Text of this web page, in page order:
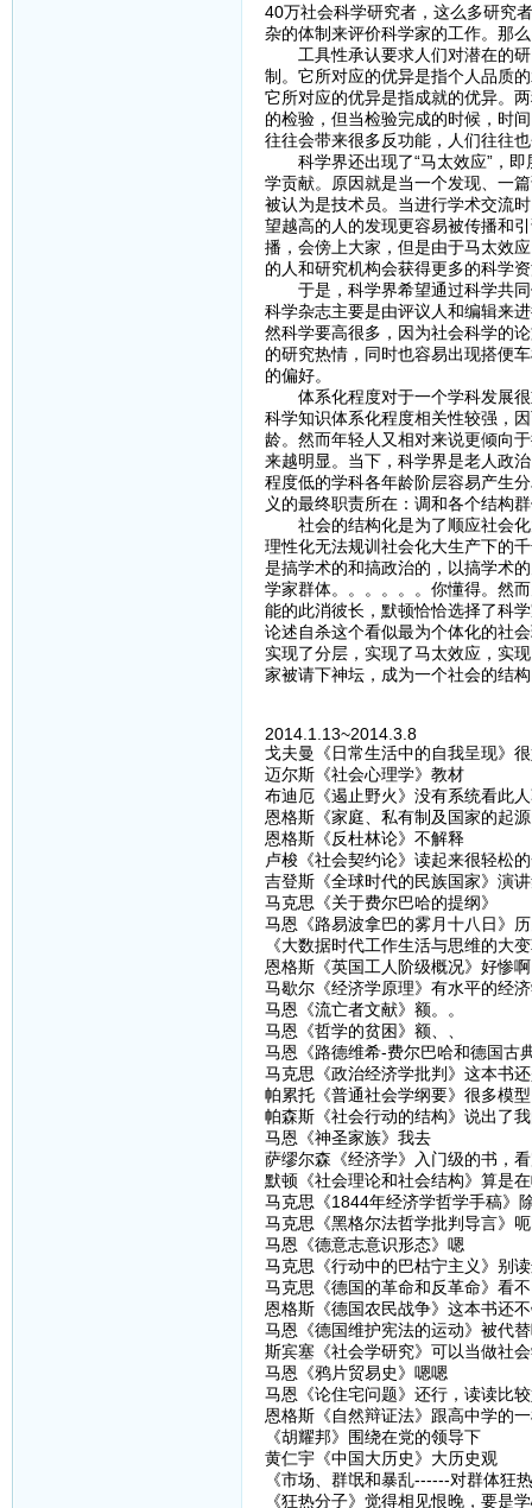
40万社会科学研究者，这么多研究
杂的体制来评价科学家的工作。那
工具性承认要求人们对潜在的研
制。它所对应的优异是指个人品质
它所对应的优异是指成就的优异。
的检验，但当检验完成的时候，时
往往会带来很多反功能，人们往往
科学界还出现了“马太效应”，即
学贡献。原因就是当一个发现、一
被认为是技术员。当进行学术交流
望越高的人的发现更容易被传播和
播，会傍上大家，但是由于马太效
的人和研究机构会获得更多的科学
于是，科学界希望通过科学共同
科学杂志主要是由评议人和编辑来
然科学要高很多，因为社会科学的
的研究热情，同时也容易出现搭便
的偏好。
体系化程度对于一个学科发展很
科学知识体系化程度相关性较强，
龄。然而年轻人又相对来说更倾向
来越明显。当下，科学界是老人政
程度低的学科各年龄阶层容易产生
义的最终职责所在：调和各个结构
社会的结构化是为了顺应社会化
理性化无法规训社会化大生产下的
是搞学术的和搞政治的，以搞学术
学家群体。。。。。。你懂得。然
能的此消彼长，默顿恰恰选择了科
论述自杀这个看似最为个体化的社
实现了分层，实现了马太效应，实
家被请下神坛，成为一个社会的结
2014.1.13~2014.3.8
戈夫曼《日常生活中的自我呈现》
迈尔斯《社会心理学》教材
布迪厄《遏止野火》没有系统看此
恩格斯《家庭、私有制及国家的起
恩格斯《反杜林论》不解释
卢梭《社会契约论》读起来很轻松
吉登斯《全球时代的民族国家》演
马克思《关于费尔巴哈的提纲》
马恩《路易波拿巴的雾月十八日》
《大数据时代工作生活与思维的大
恩格斯《英国工人阶级概况》好惨啊
马歇尔《经济学原理》有水平的经
马恩《流亡者文献》额。。
马恩《哲学的贫困》额、、
马恩《路德维希-费尔巴哈和德国古典
马克思《政治经济学批判》这本书
帕累托《普通社会学纲要》很多模
帕森斯《社会行动的结构》说出了
马恩《神圣家族》我去
萨缪尔森《经济学》入门级的书，
默顿《社会理论和社会结构》算是
马克思《1844年经济学哲学手稿》
马克思《黑格尔法哲学批判导言》
马恩《德意志意识形态》嗯
马克思《行动中的巴枯宁主义》别
马克思《德国的革命和反革命》看
恩格斯《德国农民战争》这本书还
马恩《德国维护宪法的运动》被代
斯宾塞《社会学研究》可以当做社
马恩《鸦片贸易史》嗯嗯
马恩《论住宅问题》还行，读读比
恩格斯《自然辩证法》跟高中学的
《胡耀邦》围绕在党的领导下
黄仁宇《中国大历史》大历史观
《市场、群氓和暴乱------对群体狂
《狂热分子》觉得相见恨晚，要是